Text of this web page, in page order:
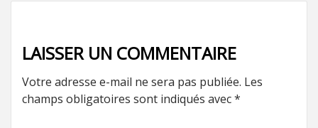
LAISSER UN COMMENTAIRE
Votre adresse e-mail ne sera pas publiée. Les
champs obligatoires sont indiqués avec*